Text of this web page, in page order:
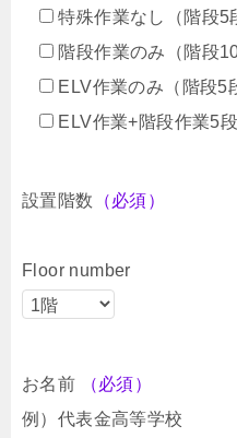
特殊作業なし（階段5
階段作業のみ（階段
ELV作業のみ（階段5
ELV作業+階段作業5
設置階数 （必須）
Floor number
お名前
（必須）
例）代表金高等学校